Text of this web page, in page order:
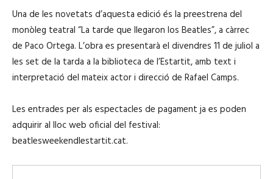
Una de les novetats d’aquesta edició és la preestrena del
monòleg teatral “La tarde que llegaron los Beatles”, a càrrec
de Paco Ortega. L’obra es presentarà el divendres 11 de juliol a
les set de la tarda a la biblioteca de l’Estartit, amb text i
interpretació del mateix actor i direcció de Rafael Camps.
Les entrades per als espectacles de pagament ja es poden
adquirir al lloc web oficial del festival:
beatlesweekendlestartit.cat.